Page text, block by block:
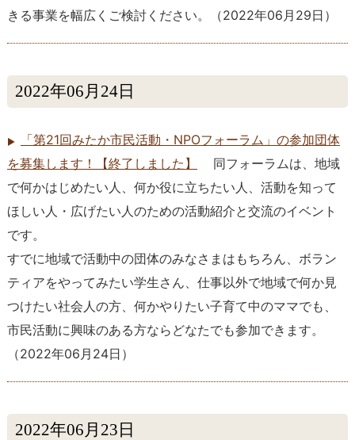
きる事業を幅広くご検討ください。
（2022年06月29日 ）
2022年06月24日
「第21回みたか市民活動・NPOフォーラム」の参加団体
を募集します！【終了しました】
同フォーラムは、地域
で何かはじめたい人、何か役に立ちたい人、活動を知って
ほしい人・広げたい人のための活動紹介と交流のイベント
です。
すでに地域で活動中の団体のみなさまはもちろん、ボラン
ティアをやってみたい学生さん、仕事以外で地域で何か見
つけたい社会人の方、何かやりたい子育て中のママでも、
市民活動に興味のある方ならどなたでも参加できます。
（2022年06月24日 ）
2022年06月23日